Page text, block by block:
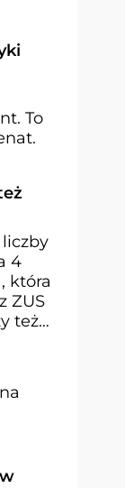
To
4
która
ZUS
też